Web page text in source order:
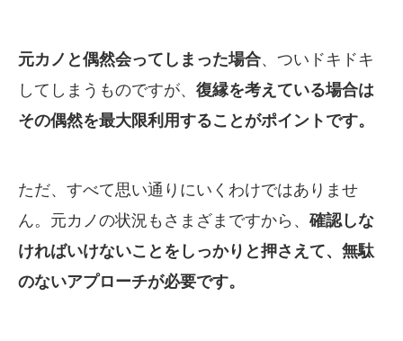
元カノと偶然会ってしまった場合、ついドキドキ
してしまうものですが、 復縁を考えている場合は
その偶然を最大限利用することがポイントです。
ただ、すべて思い通りにいくわけではありませ
ん。元カノの状況もさまざまですから、確認しな
ければいけないことをしっかりと押さえて、無駄
のないアプローチが必要です。